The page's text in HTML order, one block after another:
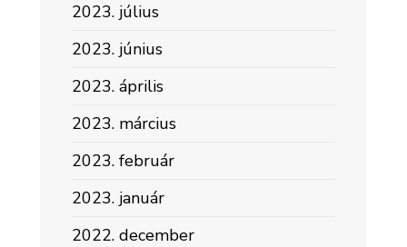
2023. július
2023. június
2023. április
2023. március
2023. február
2023. január
2022. december